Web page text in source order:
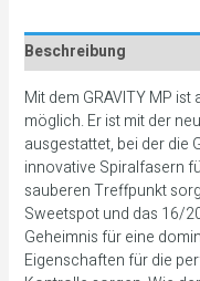
Beschreibung
Mit dem GRAVITY MP
möglich. Er ist mit der
ausgestattet, bei der die
innovative Spiralfasern
sauberen Treffpunkt
Sweetspot und das 16/
Geheimnis für eine
Eigenschaften für die